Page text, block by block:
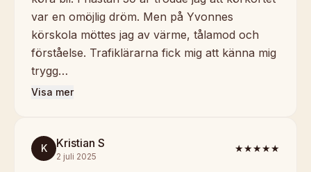
var en omöjlig dröm. Men på Yvonnes
körskola möttes jag av värme, tålamod och
förståelse. Trafiklärarna fick mig att känna mig
trygg…
Visa mer
K Kristian S
2 juli 2025
★★★★★